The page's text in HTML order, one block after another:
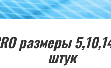
размеры
штук